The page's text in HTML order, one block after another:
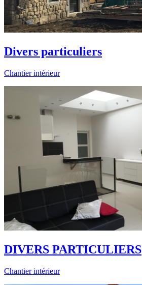
Divers particuliers
Chantier intérieur
DIVERS PARTICULIERS
Chantier intérieur